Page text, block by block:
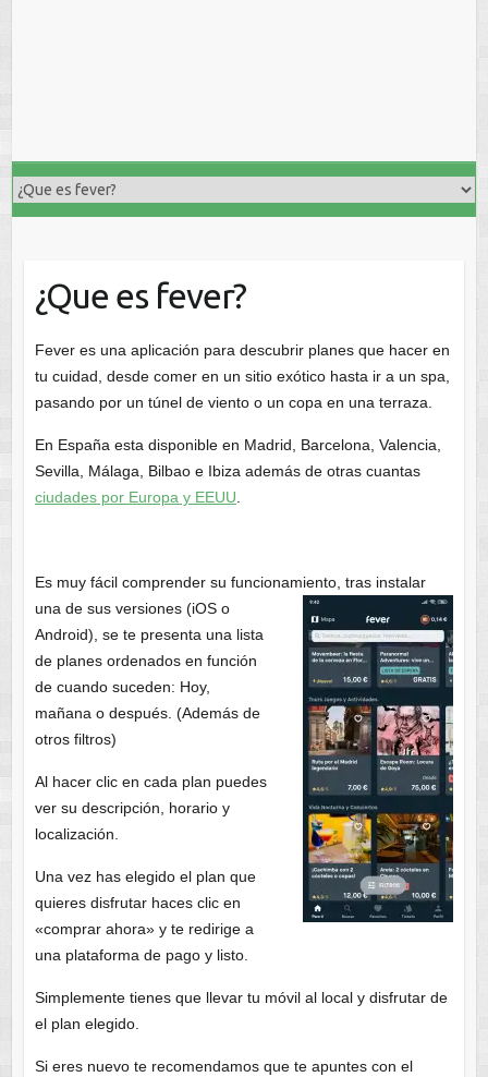
¿Que es fever?
Fever es una aplicación para descubrir planes que hacer en
tu cuidad, desde comer en un sitio exótico hasta ir a un spa,
pasando por un túnel de viento o un copa en una terraza.
En España esta disponible en Madrid, Barcelona, Valencia,
Sevilla, Málaga, Bilbao e Ibiza además de otras cuantas
ciudades por Europa y EEUU
Es muy fácil comprender su funcionamiento, tras instalar
una de sus versiones (iOS o
Android), se te presenta una lista
de planes ordenados en función
de cuando suceden: Hoy,
mañana o después. (Además de
otros filtros)
Al hacer clic en cada plan puedes
ver su descripción, horario y
localización.
Una vez has elegido el plan que
quieres disfrutar haces clic en
«comprar ahora» y te redirige a
una plataforma de pago y listo.
Simplemente tienes que llevar tu móvil al local y disfrutar de
el plan elegido.
Si eres nuevo te recomendamos que te apuntes con el